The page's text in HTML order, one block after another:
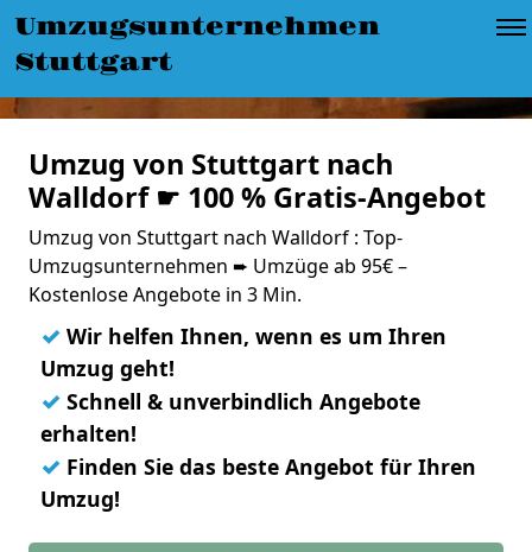
Umzugsunternehmen
Stuttgart
Umzug von Stuttgart nach
Walldorf ☛ 100 % Gratis-Angebot
Umzug von Stuttgart nach Walldorf : Top-
Umzugsunternehmen ➨ Umzüge ab 95€ –
Kostenlose Angebote in 3 Min.
✓ Wir helfen Ihnen, wenn es um Ihren
Umzug geht!
✓ Schnell & unverbindlich Angebote
erhalten!
✓ Finden Sie das beste Angebot für Ihren
Umzug!